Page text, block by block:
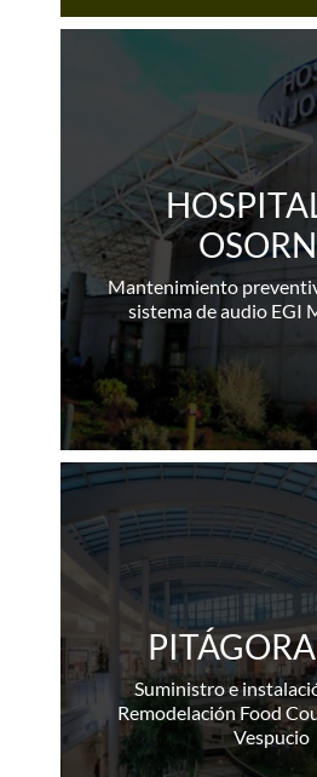
Mantenimiento
sistema de audio EGI
Suministro e
Remodelación Food
Vespucio